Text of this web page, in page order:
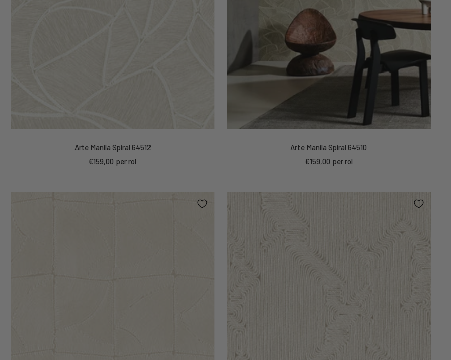
Arte Manila Spiral 64512
Kortings
€159,00 per rol
Arte Manila Spiral 64510
Kortings
€159,00 per rol